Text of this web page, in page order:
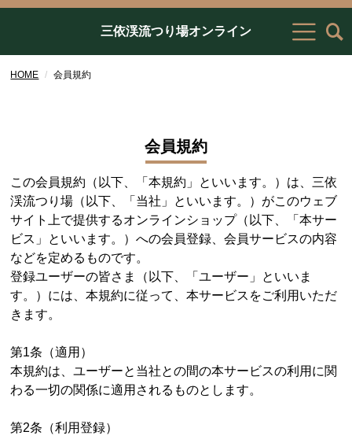
三依渓流つり場オンライン
HOME 会員規約
会員規約
この会員規約（以下、「本規約」といいます。）は、三依
渓流つり場（以下、「当社」といいます。）がこのウェブ
サイト上で提供するオンラインショップ（以下、「本サー
ビス」といいます。）への会員登録、会員サービスの内容
などを定めるものです。
登録ユーザーの皆さま（以下、「ユーザー」といいま
す。）には、本規約に従って、本サービスをご利用いただ
きます。
第1条（適用）
本規約は、ユーザーと当社との間の本サービスの利用に関
わる一切の関係に適用されるものとします。
第2条（利用登録）